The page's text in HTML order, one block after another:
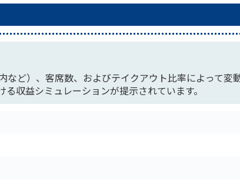
ど）、客席数、およびテイクアウト比率によって変
収益シミュレーションが提示されています。